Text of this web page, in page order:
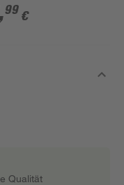
,99 €
Qualität